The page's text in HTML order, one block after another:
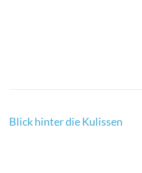
Beitragsnavigation
Blick hinter die Kulissen